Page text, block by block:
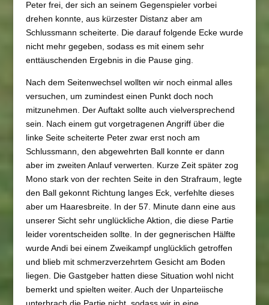
Peter frei, der sich an seinem Gegenspieler vorbei
drehen konnte, aus kürzester Distanz aber am
Schlussmann scheiterte. Die darauf folgende Ecke wurde
nicht mehr gegeben, sodass es mit einem sehr
enttäuschenden Ergebnis in die Pause ging.
Nach dem Seitenwechsel wollten wir noch einmal alles
versuchen, um zumindest einen Punkt doch noch
mitzunehmen. Der Auftakt sollte auch vielversprechend
sein. Nach einem gut vorgetragenen Angriff über die
linke Seite scheiterte Peter zwar erst noch am
Schlussmann, den abgewehrten Ball konnte er dann
aber im zweiten Anlauf verwerten. Kurze Zeit später zog
Mono stark von der rechten Seite in den Strafraum, legte
den Ball gekonnt Richtung langes Eck, verfehlte dieses
aber um Haaresbreite. In der 57. Minute dann eine aus
unserer Sicht sehr unglückliche Aktion, die diese Partie
leider vorentscheiden sollte. In der gegnerischen Hälfte
wurde Andi bei einem Zweikampf unglücklich getroffen
und blieb mit schmerzverzehrtem Gesicht am Boden
liegen. Die Gastgeber hatten diese Situation wohl nicht
bemerkt und spielten weiter. Auch der Unparteiische